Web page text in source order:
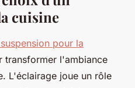
cuisine
pour la
transformer l'ambiance
L'éclairage joue un rôle